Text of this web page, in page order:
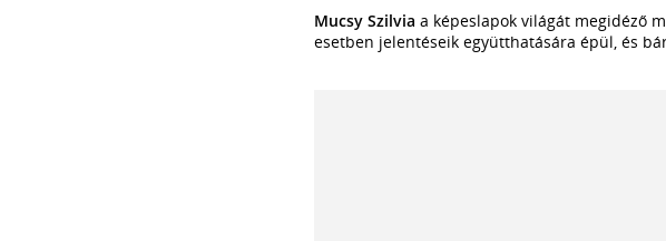
Mucsy Szilvia a képeslapok világát megidéző
esetben jelentéseik együtthatására épül, és